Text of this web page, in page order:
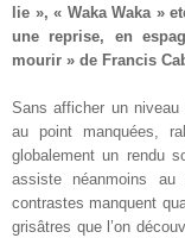
lie », « Waka Waka »
une reprise, en
mourir » de Francis
Sans afficher un
au point manquées,
globalement un rendu
assiste néanmoins au
contrastes manquent
grisâtres que l’on